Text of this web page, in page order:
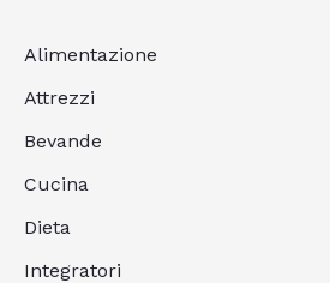
Alimentazione
Attrezzi
Bevande
Cucina
Dieta
Integratori